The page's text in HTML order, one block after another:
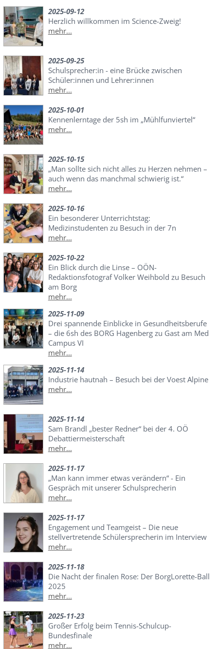
2025-09-12
Herzlich willkommen im Science-Zweig!
mehr...
2025-09-25
Schulsprecher:in - eine Brücke zwischen
Schüler:innen und Lehrer:innen
mehr...
2025-10-01
Kennenlerntage der 5sh im „Mühlfunviertel“
mehr...
2025-10-15
„Man sollte sich nicht alles zu Herzen nehmen –
auch wenn das manchmal schwierig ist.“
mehr...
2025-10-16
Ein besonderer Unterrichtstag:
Medizinstudenten zu Besuch in der 7n
mehr...
2025-10-22
Ein Blick durch die Linse – OÖN-
Redaktionsfotograf Volker Weihbold zu Besuch
am Borg
mehr...
2025-11-09
Drei spannende Einblicke in Gesundheitsberufe
– die 6sh des BORG Hagenberg zu Gast am Med
Campus VI
mehr...
2025-11-14
Industrie hautnah – Besuch bei der Voest Alpine
mehr...
2025-11-14
Sam Brandl „bester Redner“ bei der 4. OÖ
Debattiermeisterschaft
mehr...
2025-11-17
„Man kann immer etwas verändern“ - Ein
Gespräch mit unserer Schulsprecherin
mehr...
2025-11-17
Engagement und Teamgeist – Die neue
stellvertretende Schülersprecherin im Interview
mehr...
2025-11-18
Die Nacht der finalen Rose: Der BorgLorette-Ball
2025
mehr...
2025-11-23
Großer Erfolg beim Tennis-Schulcup-
Bundesfinale
mehr...